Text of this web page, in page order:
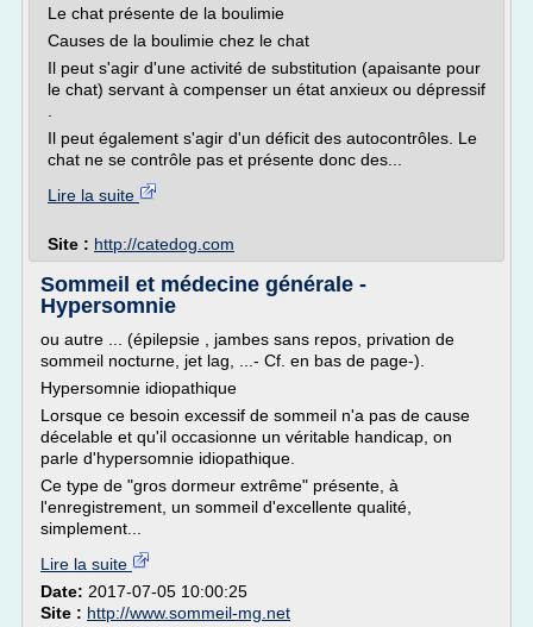
Le chat présente de la boulimie
Causes de la boulimie chez le chat
Il peut s'agir d'une activité de substitution (apaisante pour
le chat) servant à compenser un état anxieux ou dépressif
Il peut également s'agir d'un déficit des autocontrôles. Le
chat ne se contrôle pas et présente donc des...
Lire la suite
Site : http://catedog.com
Sommeil et médecine générale -
Hypersomnie
ou autre ... (épilepsie , jambes sans repos, privation de
sommeil nocturne, jet lag, ...- Cf. en bas de page-).
Hypersomnie idiopathique
Lorsque ce besoin excessif de sommeil n'a pas de cause
décelable et qu'il occasionne un véritable handicap, on
parle d'hypersomnie idiopathique.
Ce type de "gros dormeur extrême" présente, à
l'enregistrement, un sommeil d'excellente qualité,
simplement...
Lire la suite
Date: 2017-07-05 10:00:25
Site : http://www.sommeil-mg.net